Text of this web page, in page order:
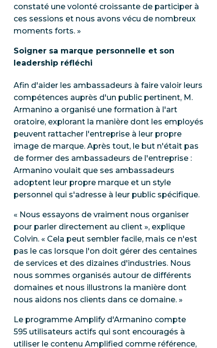
constaté une volonté croissante de participer à
ces sessions et nous avons vécu de nombreux
moments forts. »
Soigner sa marque personnelle et son
leadership réfléchi
Afin d'aider les ambassadeurs à faire valoir leurs
compétences auprès d'un public pertinent, M.
Armanino a organisé une formation à l'art
oratoire, explorant la manière dont les employés
peuvent rattacher l'entreprise à leur propre
image de marque. Après tout, le but n'était pas
de former des ambassadeurs de l'entreprise :
Armanino voulait que ses ambassadeurs
adoptent leur propre marque et un style
personnel qui s'adresse à leur public spécifique.
« Nous essayons de vraiment nous organiser
pour parler directement au client », explique
Colvin. « Cela peut sembler facile, mais ce n'est
pas le cas lorsque l'on doit gérer des centaines
de services et des dizaines d'industries. Nous
nous sommes organisés autour de différents
domaines et nous illustrons la manière dont
nous aidons nos clients dans ce domaine. »
Le programme Amplify d'Armanino compte
595 utilisateurs actifs qui sont encouragés à
utiliser le contenu Amplified comme référence,